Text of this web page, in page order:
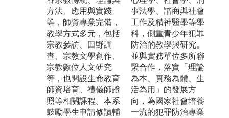
方法、應用與實踐
等，師資專業完備，
教學方式多元，包括
宗教參訪、田野調
查、宗教文學創作、
宗教數位人文研究
等，也開設生命教育
師資培育、禮儀師證
照等相關課程。本系
鼓勵學生申請修讀輔
事法學、諮商與社會
工作及精神醫學等學
科，側重青少年犯罪
防治的教學與研究。
並與實務單位多所聯
繫合作，落實「理論
為本、實務為體、生
活為用」的發展方
向，為國家社會培養
一流的犯罪防治專業